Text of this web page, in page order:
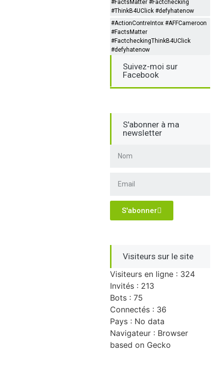
#FactsMatter #Factchecking
#ThinkB4UClick #defyhatenow
#ActionContreIntox #AFFCameroon
#FactsMatter
#FactcheckingThinkB4UClick
#defyhatenow
Suivez-moi sur
Facebook
S'abonner à ma
newsletter
S'abonner
Visiteurs sur le site
Visiteurs en ligne : 324
Invités : 213
Bots : 75
Connectés : 36
Pays : No data
Navigateur : Browser
based on Gecko